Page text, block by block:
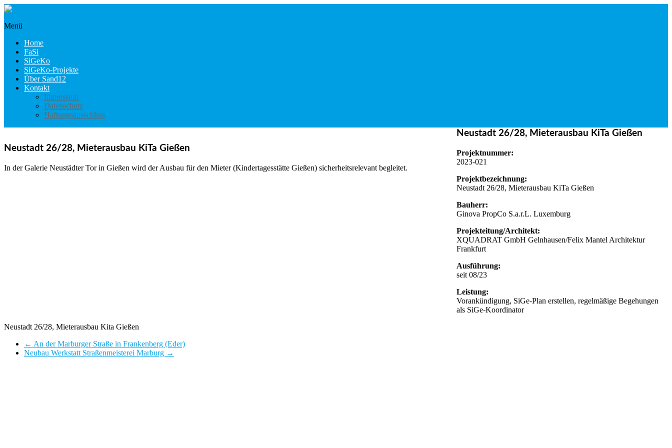
Skip
content
sigeko.internet-
marburg.de
Menü
Home
FaSi
SiGeKo
SiGeKo-Projekte
Über Sand12
Kontakt
Impressum
Datenschutz
Haftungsausschluss
Neustadt 26/28, Mieterausbau KiTa Gießen
In der Galerie Neustädter Tor in Gießen wird der Ausbau für den Mieter (Kindertagesstätte Gießen) sicherheitsrelevant begleitet.
Neustadt 26/28, Mieterausbau KiTa Gießen
Projektnummer:
2023-021
Projektbezeichnung:
Neustadt 26/28, Mieterausbau KiTa Gießen
Bauherr:
Ginova PropCo S.a.r.L. Luxemburg
Projekteitung/Architekt:
XQUADRAT GmbH Gelnhausen/Felix Mantel Architektur
Frankfurt
Ausführung:
seit 08/23
Leistung:
Vorankündigung, SiGe-Plan erstellen, regelmäßige Begehungen
als SiGe-Koordinator
Neustadt 26/28, Mieterausbau Kita Gießen
← An der Marburger Straße in Frankenberg (Eder)
Neubau Werkstatt Straßenmeisterei Marburg →